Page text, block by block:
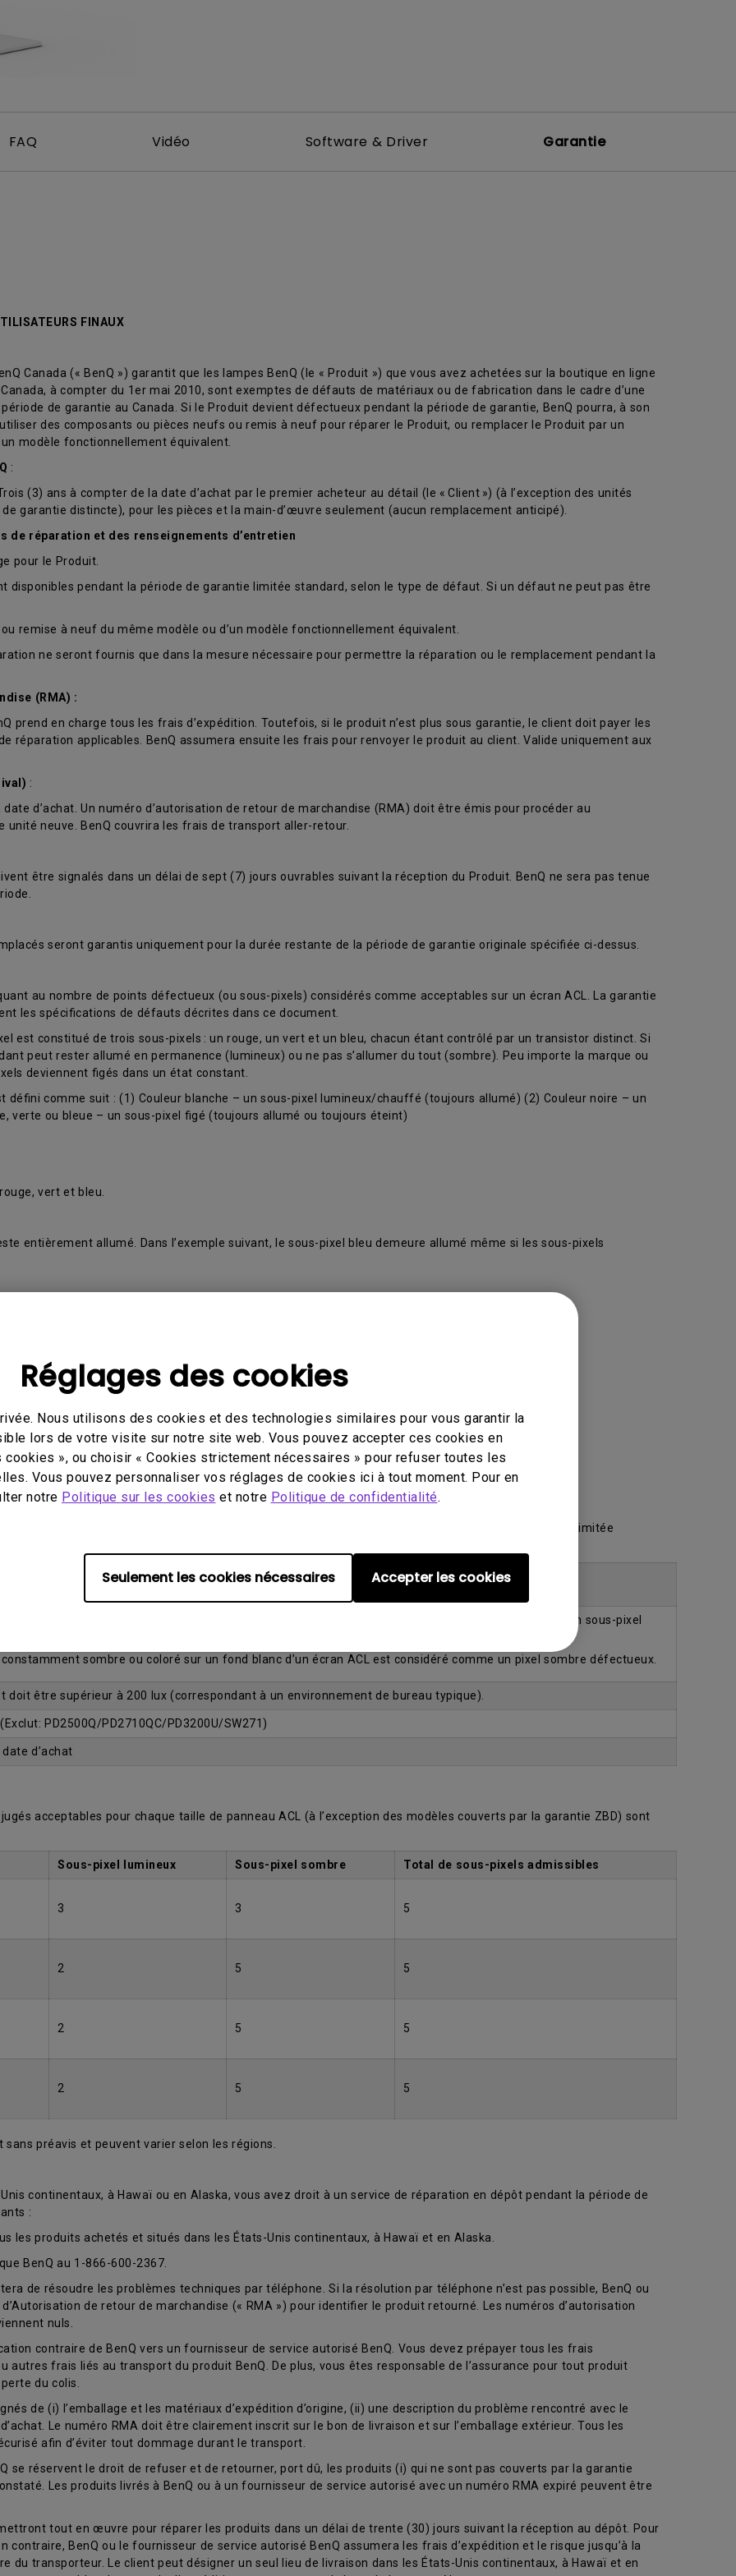
Réglages des cookies
Nous utilisons des cookies et des technologies similaires pour vous garantir la
lors de votre visite sur notre site web. Vous pouvez accepter ces cookies en
cookies », ou choisir « Cookies strictement nécessaires » pour refuser toutes les
Vous pouvez personnaliser vos réglages de cookies ici à tout moment. Pour en
notre Politique sur les cookies et notre Politique de confidentialité.
Seulement les cookies nécessaires Accepter les cookies
FAQ Vidéo Software & Driver Garantie
FINAUX
Canada (« BenQ ») garantit que les lampes BenQ (le « Produit ») que vous avez achetées sur la boutique en ligne
à compter du 1er mai 2010, sont exemptes de défauts de matériaux ou de fabrication dans le cadre d’une
de garantie au Canada. Si le Produit devient défectueux pendant la période de garantie, BenQ pourra, à son
des composants ou pièces neufs ou remis à neuf pour réparer le Produit, ou remplacer le Produit par un
modèle fonctionnellement équivalent.
:
(3) ans à compter de la date d’achat par le premier acheteur au détail (le « Client ») (à l’exception des unités
garantie distincte), pour les pièces et la main-d’œuvre seulement (aucun remplacement anticipé).
de réparation et des renseignements d’entretien
pour le Produit.
disponibles pendant la période de garantie limitée standard, selon le type de défaut. Si un défaut ne peut pas être
remise à neuf du même modèle ou d’un modèle fonctionnellement équivalent.
ne seront fournis que dans la mesure nécessaire pour permettre la réparation ou le remplacement pendant la
(RMA) :
prend en charge tous les frais d’expédition. Toutefois, si le produit n’est plus sous garantie, le client doit payer les
réparation applicables. BenQ assumera ensuite les frais pour renvoyer le produit au client. Valide uniquement aux
:
d’achat. Un numéro d’autorisation de retour de marchandise (RMA) doit être émis pour procéder au
unité neuve. BenQ couvrira les frais de transport aller-retour.
être signalés dans un délai de sept (7) jours ouvrables suivant la réception du Produit. BenQ ne sera pas tenue
seront garantis uniquement pour la durée restante de la période de garantie originale spécifiée ci-dessus.
au nombre de points défectueux (ou sous-pixels) considérés comme acceptables sur un écran ACL. La garantie
les spécifications de défauts décrites dans ce document.
est constitué de trois sous-pixels : un rouge, un vert et un bleu, chacun étant contrôlé par un transistor distinct. Si
peut rester allumé en permanence (lumineux) ou ne pas s’allumer du tout (sombre). Peu importe la marque ou
deviennent figés dans un état constant.
défini comme suit : (1) Couleur blanche – un sous-pixel lumineux/chauffé (toujours allumé) (2) Couleur noire – un
verte ou bleue – un sous-pixel figé (toujours allumé ou toujours éteint)
vert et bleu.
entièrement allumé. Dans l’exemple suivant, le sous-pixel bleu demeure allumé même si les sous-pixels
point lumineux)
et la satisfaction de sa clientèle a mené à l’offre d’une garantie ZBD dans le cadre de notre garantie limitée
un échange gratuit du moniteur est garanti pendant la période de garantie limitée.
ou vert qui demeure constamment allumé sur un fond noir d’un écran ACL est considéré comme un sous-pixel
sombre ou coloré sur un fond blanc d’un écran ACL est considéré comme un pixel sombre défectueux.
doit être supérieur à 200 lux (correspondant à un environnement de bureau typique).
PD2500Q/PD2710QC/PD3200U/SW271)
d’achat
acceptables pour chaque taille de panneau ACL (à l’exception des modèles couverts par la garantie ZBD) sont
Sous-pixel lumineux Sous-pixel sombre Total de sous-pixels admissibles
3 3 5
2 5 5
2 5 5
2 5 5
préavis et peuvent varier selon les régions.
continentaux, à Hawaï ou en Alaska, vous avez droit à un service de réparation en dépôt pendant la période de
:
les produits achetés et situés dans les États-Unis continentaux, à Hawaï et en Alaska.
BenQ au 1-866-600-2367.
de résoudre les problèmes techniques par téléphone. Si la résolution par téléphone n’est pas possible, BenQ ou
de retour de marchandise (« RMA ») pour identifier le produit retourné. Les numéros d’autorisation
nuls.
contraire de BenQ vers un fournisseur de service autorisé BenQ. Vous devez prépayer tous les frais
autres frais liés au transport du produit BenQ. De plus, vous êtes responsable de l’assurance pour tout produit
du colis.
de (i) l’emballage et les matériaux d’expédition d’origine, (ii) une description du problème rencontré avec le
Le numéro RMA doit être clairement inscrit sur le bon de livraison et sur l’emballage extérieur. Tous les
afin d’éviter tout dommage durant le transport.
se réservent le droit de refuser et de retourner, port dû, les produits (i) qui ne sont pas couverts par la garantie
Les produits livrés à BenQ ou à un fournisseur de service autorisé avec un numéro RMA expiré peuvent être
tout en œuvre pour réparer les produits dans un délai de trente (30) jours suivant la réception au dépôt. Pour
contraire, BenQ ou le fournisseur de service autorisé BenQ assumera les frais d’expédition et le risque jusqu’à la
du transporteur. Le client peut désigner un seul lieu de livraison dans les États-Unis continentaux, à Hawaï et en